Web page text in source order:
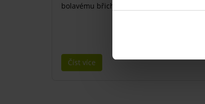
bolavému břichu či hlavě.
Číst více